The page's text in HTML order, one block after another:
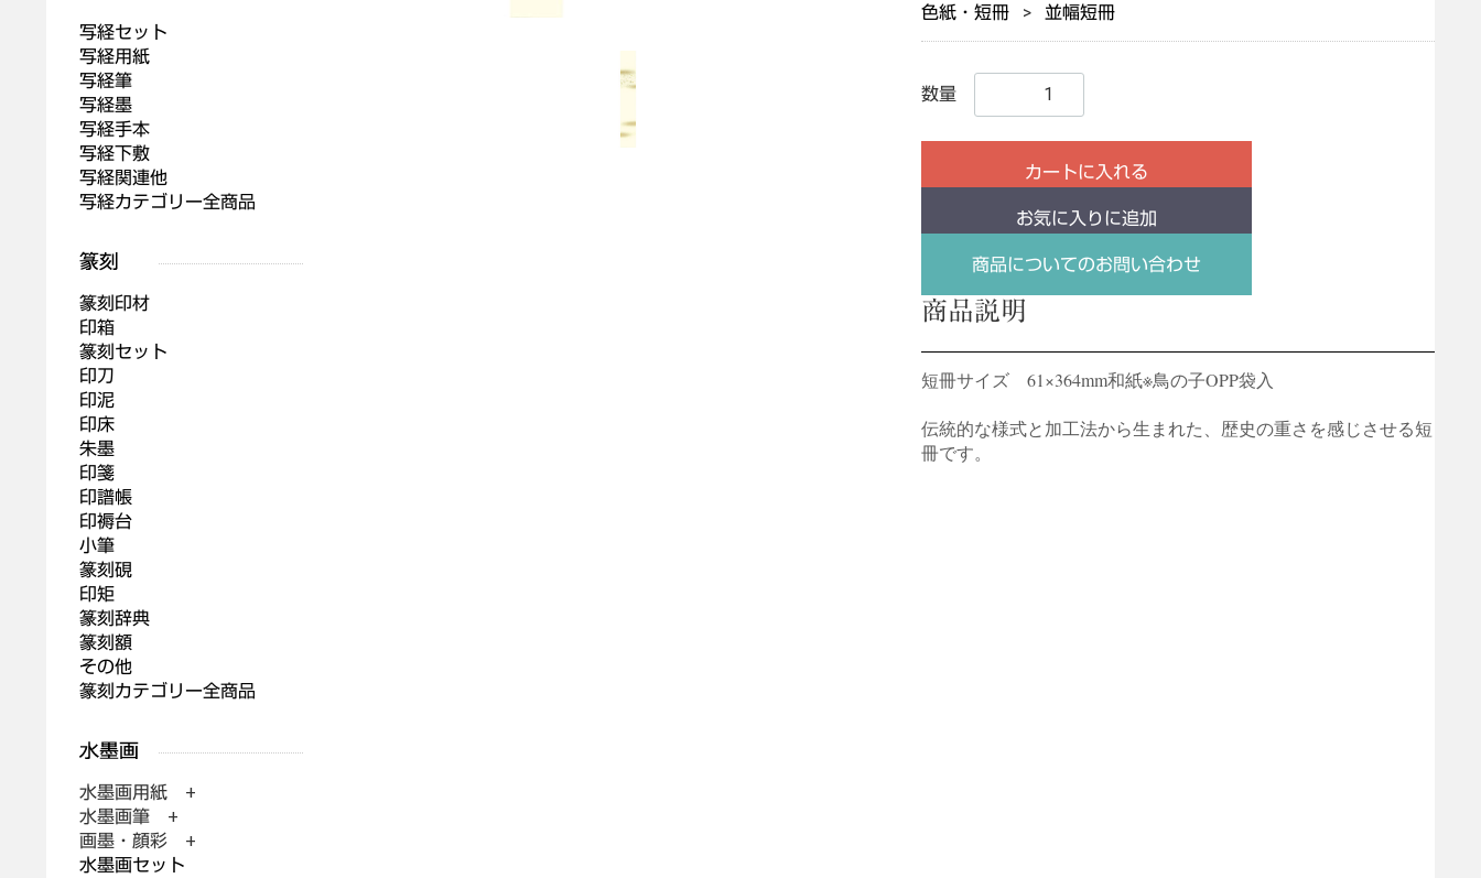
色紙・短冊
並幅短冊
数量
カートに入れる
お気に入りに追加
商品についてのお問い合わせ
商品説明
短冊サイズ 61×364mm和紙※鳥の子OPP袋入
伝統的な様式と加工法から生まれた、歴史の重さを感じさせる短
冊です。
写経セット
写経用紙
写経筆
写経墨
写経手本
写経下敷
写経関連他
写経カテゴリー全商品
篆刻印材
印箱
篆刻セット
印刀
印泥
印床
朱墨
印箋
印譜帳
印褥台
小筆
篆刻硯
印矩
篆刻辞典
篆刻額
その他
篆刻カテゴリー全商品
水墨画用紙 +
水墨画筆 +
画墨・顔彩 +
水墨画セット